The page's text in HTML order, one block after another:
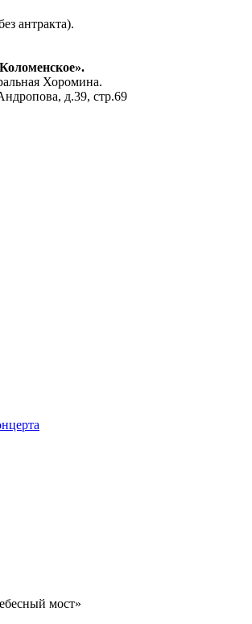
антракта).
Хоромина.
д.39, стр.69
мост»